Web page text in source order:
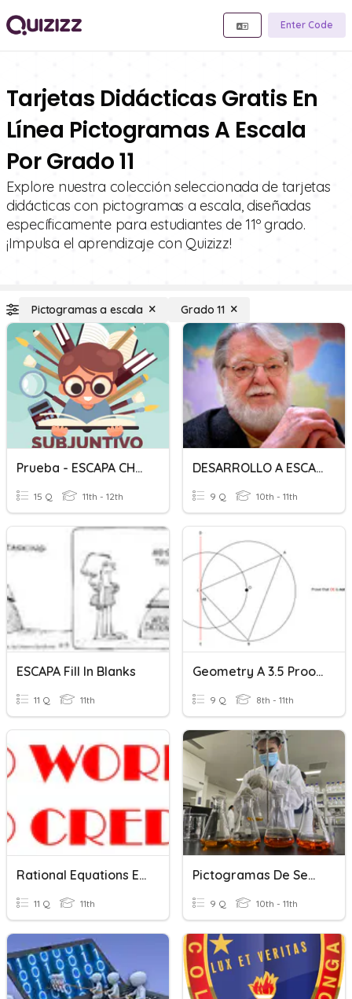
Enter Code
Tarjetas Didácticas Gratis En
Línea Pictogramas A Escala
Por Grado 11
Explore nuestra colección seleccionada de tarjetas
didácticas con pictogramas a escala, diseñadas
específicamente para estudiantes de 11º grado.
¡Impulsa el aprendizaje con Quizizz!
Pictogramas a escala Grado 11
Prueba - ESCAPA CHADATE
15 Q 11th - 12th
DESARROLLO A ESCALA HUMANA
9 Q 10th - 11th
ESCAPA Fill In Blanks
11 Q 11th
Geometry A 3.5 Proofs A
9 Q 8th - 11th
Rational Equations Escape
11 Q 11th
Pictogramas De Seguridad
9 Q 10th - 11th